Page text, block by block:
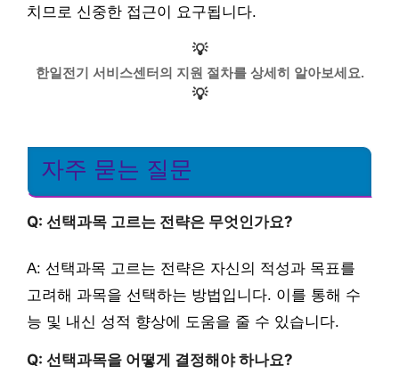
치므로 신중한 접근이 요구됩니다.
💡
한일전기 서비스센터의 지원 절차를 상세히 알아보세요.
💡
자주 묻는 질문
Q: 선택과목 고르는 전략은 무엇인가요?
A: 선택과목 고르는 전략은 자신의 적성과 목표를
고려해 과목을 선택하는 방법입니다. 이를 통해 수
능 및 내신 성적 향상에 도움을 줄 수 있습니다.
Q: 선택과목을 어떻게 결정해야 하나요?